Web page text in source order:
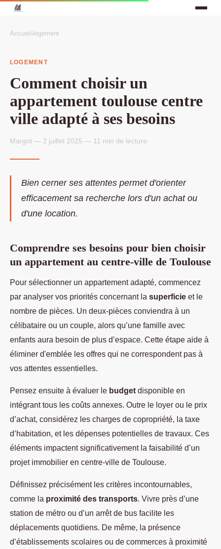
Accueil › logement
LOGEMENT
Comment choisir un
appartement toulouse centre
ville adapté à ses besoins
Margot — 2 juillet 2025 — 11 min de lecture
Bien cerner ses attentes permet d'orienter
efficacement sa recherche lors d'un achat ou
d'une location.
Comprendre ses besoins pour bien choisir
un appartement au centre-ville de Toulouse
Pour sélectionner un appartement adapté, commencez
par analyser vos priorités concernant la superficie et le
nombre de pièces. Un deux-pièces conviendra à un
célibataire ou un couple, alors qu’une famille avec
enfants aura besoin de plus d’espace. Cette étape aide à
éliminer d'emblée les offres qui ne correspondent pas à
vos attentes essentielles.
Pensez ensuite à évaluer le budget disponible en
intégrant tous les coûts annexes. Outre le loyer ou le prix
d’achat, considérez les charges de copropriété, la taxe
d’habitation, et les dépenses potentielles de travaux. Ces
éléments impactent significativement la faisabilité d’un
projet immobilier en centre-ville de Toulouse.
Définissez précisément les critères incontournables,
comme la proximité des transports . Vivre près d’une
station de métro ou d’un arrêt de bus facilite les
déplacements quotidiens. De même, la présence
d’établissements scolaires ou de commerces à proximité